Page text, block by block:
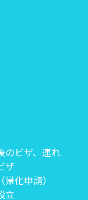
のビザ、連れ
ザ
化申請）
立